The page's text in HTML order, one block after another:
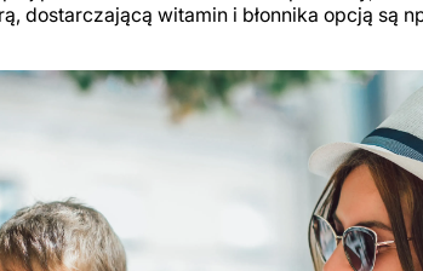
dostarczającą witamin i błonnika opcją są